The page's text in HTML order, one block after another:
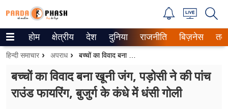
Trending on Google News
ePaper
वेब स्टोरीज
होम क्षेत्रीय देश दुनिया राजनीति बिज़नेस
हिन्दी समाचार अपराध
बच्चों का विवाद बना खूनी जंग, पड़ोसी ने की पांच
राउंड फायरिंग, बुजुर्ग के कंधे में धंसी गोली